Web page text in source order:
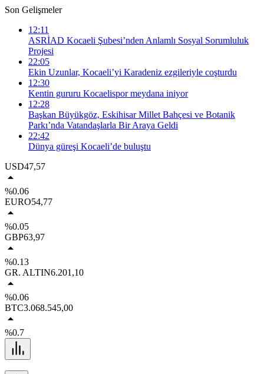
Son Gelişmeler
12:11
ASRİAD Kocaeli Şubesi’nden Anlamlı Sosyal Sorumluluk
Projesi
22:05
Ekin Uzunlar, Kocaeli’yi Karadeniz ezgileriyle coşturdu
12:30
Kentin gururu Kocaelispor meydana iniyor
12:28
Başkan Büyükgöz, Eskihisar Millet Bahçesi ve Botanik
Parkı’nda Vatandaşlarla Bir Araya Geldi
22:42
Dünya güreşi Kocaeli’de buluştu
USD47,57
%0.06
EURO54,77
%0.05
GBP63,97
%0.13
GR. ALTIN6.201,10
%0.06
BTC3.068.545,00
%0.7